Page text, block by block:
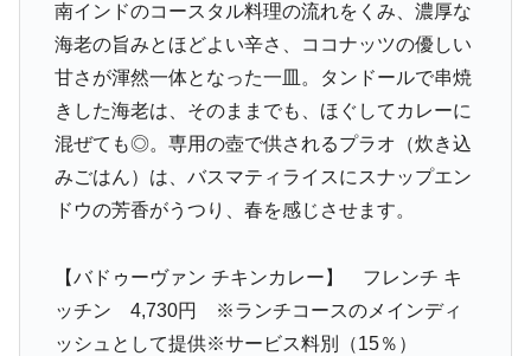
南インドのコースタル料理の流れをくみ、濃厚な
海老の旨みとほどよい辛さ、ココナッツの優しい
甘さが渾然一体となった一皿。タンドールで串焼
きした海老は、そのままでも、ほぐしてカレーに
混ぜても◎。専用の壺で供されるプラオ（炊き込
みごはん）は、バスマティライスにスナップエン
ドウの芳香がうつり、春を感じさせます。
【バドゥーヴァン チキンカレー】 フレンチ キ
ッチン 4,730円 ※ランチコースのメインディ
ッシュとして提供※サービス料別（15％）